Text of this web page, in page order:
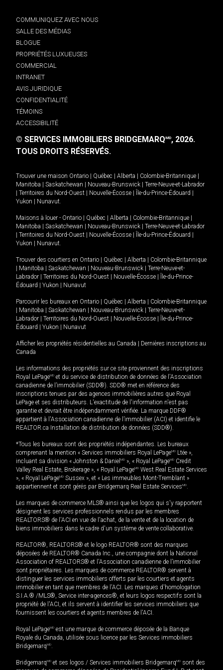
COMMUNIQUEZ AVEC NOUS
SALLE DES MÉDIAS
BLOGUE
PROPRIÉTÉS LUXUEUSES
COMMERCIAL
INTRANET
AVIS JURIDIQUE
CONFIDENTIALITÉ
TÉMOINS
ACCESSIBILITÉ
© SERVICES IMMOBILIERS BRIDGEMARQMD, 2026.
TOUS DROITS RÉSERVÉS.
Trouver une maison Ontario Québec Alberta Colombie-Britannique
Manitoba
Saskatchewan Nouveau-Brunswick
Terre-Neuve-et-Labrador
Territoires du Nord-Ouest Nouvelle-Écosse Île-du-Prince-Édouard
Yukon
Nunavut.
Maisons à louer - Ontario Québec Alberta Colombie-Britannique
Manitoba
Saskatchewan Nouveau-Brunswick
Terre-Neuve-et-Labrador
Territoires du Nord-Ouest Nouvelle-Écosse Île-du-Prince-Édouard
Yukon
Nunavut.
Trouver des courtiers en Ontario Québec Alberta
Colombie-Britannique
Manitoba Saskatchewan Nouveau-Brunswick
Terre-Neuve-et-
Labrador
Territoires du Nord-Ouest Nouvelle-Écosse
Île-du-Prince-
Édouard
Yukon Nunavut
Parcourir les bureaux en Ontario Québec Alberta
Colombie-Britannique
Manitoba Saskatchewan Nouveau-Brunswick
Terre-Neuve-et-
Labrador
Territoires du Nord-Ouest Nouvelle-Écosse
Île-du-Prince-
Édouard
Yukon Nunavut
Afficher les propriétés résidentielles au Canada
Dernières inscriptions au
Canada
Les informations des propriétés sur ce site proviennent des inscriptions
Royal LePageMD et du service de distribution de données de l'Association
canadienne de l’immobilier (SDD®). SDD® met en référence des
inscriptions tenues par des agences immobilières autres que Royal
LePage et ses distributeurs. L'exactitude de l'information n'est pas
garantie et devrait être indépendamment vérifiée. La marque DDF®
appartient à l'Association canadienne de l’immobilier (ACI) et identifie le
REALTOR.ca Installation de distribution de données (SDD®).
*Tous les bureaux sont des propriétés indépendantes. Les bureaux
comprenant la mention « Services immobiliers Royal LePageMD Ltée »,
incluant sa division « Johnston & Daniel MD », « Royal LePageMD Credit
Valley Real Estate, Brokerage », « Royal LePageMD West Real Estate Services
», « Royal LePageMD Sussex », et « Les immeubles Mont-Tremblant »
appartiennent et sont gérés par Bridgemarq Real Estate ServicesMD.
Les marques de commerce MLS® ainsi que les logos qui s'y rapportent
désignent les services professionnels rendus par les membres
REALTORS® de l'ACI en vue de l'achat, de la vente et de la location de
biens immobiliers dans le cadre d'un système de vente collaborative.
REALTOR®, REALTORS® et le logo REALTOR® sont des marques
déposées de REALTOR® Canada Inc., une compagnie dont la National
Association of REALTORS® et l'Association canadienne de l’immobilier
sont propriétaires. Les marques de commerce REALTOR® servent à
distinguer les services immobiliers offerts par les courtiers et agents
immobilier en tant que membres de l'ACI. Les marques d'homologation
S.I.A.® /MLS®, Service inter-agences®, et leurs logos respectifs sont la
propriété de l'ACI, et ils servent à identifier les services immobiliers que
fournissent les courtiers et agents membres de l'ACI.
Royal LePageMD est une marque de commerce déposée de la Banque
Royale du Canada, utilisée sous licence par les Services immobiliers
BridgemarqMD.
BridgemarqMD et ses logos / Services immobiliers BridgemarqMD sont des